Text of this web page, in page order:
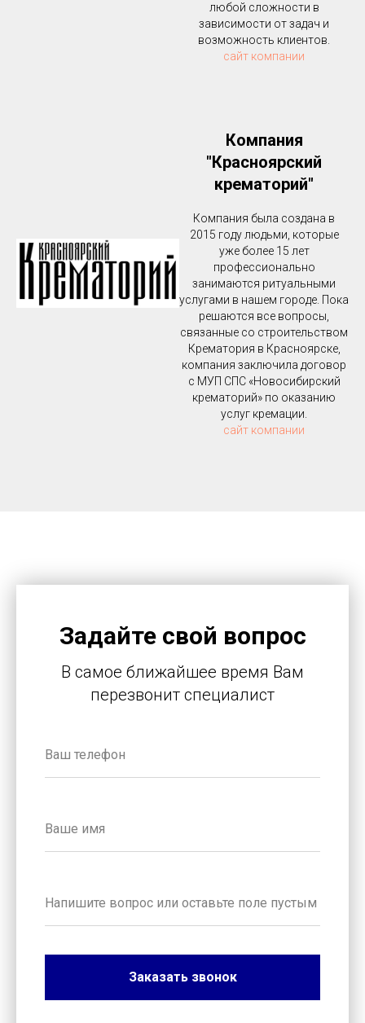
любой сложности в
зависимости от задач и
возможность клиентов.
сайт компании
Компания
"Красноярский
крематорий"
Компания была создана в
2015 году людьми, которые
уже более 15 лет
профессионально
занимаются ритуальными
услугами в нашем городе. Пока
решаются все вопросы,
связанные со строительством
Крематория в Красноярске,
компания заключила договор
с МУП СПС «Новосибирский
крематорий» по оказанию
услуг кремации.
сайт компании
Задайте свой вопрос
В самое ближайшее время Вам
перезвонит специалист
Заказать звонок